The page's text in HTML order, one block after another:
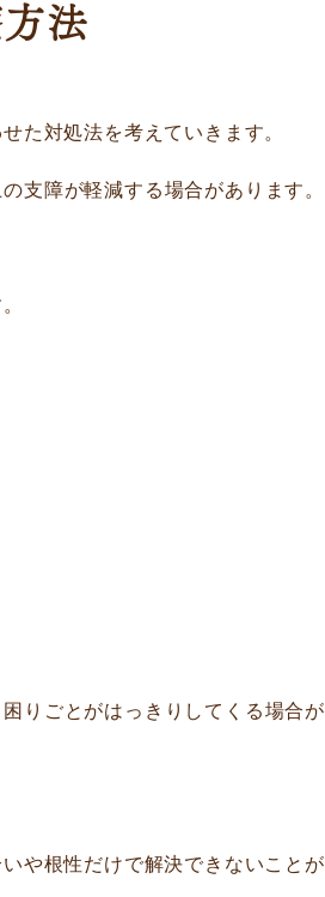
法
た対処法を考えていきます。
支障が軽減する場合があります。
りごとがはっきりしてくる場合が
や根性だけで解決できないことが